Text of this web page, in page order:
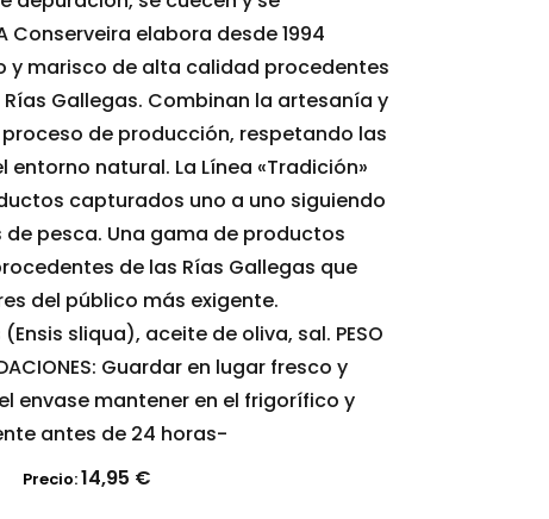
Conserveira elabora desde 1994
y marisco de alta calidad procedentes
Gallegas. Combinan la artesanía y
de producción, respetando las
natural. La Línea «Tradición»
capturados uno a uno siguiendo
pesca. Una gama de productos
de las Rías Gallegas que
del público más exigente.
(Ensis sliqua), aceite de oliva, sal. PESO
Guardar en lugar fresco y
envase mantener en el frigorífico y
antes de 24 horas-
Precio:14,95 €